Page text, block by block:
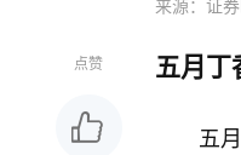
来源：证
点赞 五月丁
五